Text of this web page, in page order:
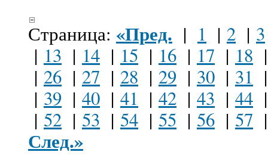
Страница: «Пред. | 1 | 2 | 3
| 13 | 14 | 15 | 16 | 17 | 18
| 26 | 27 | 28 | 29 | 30 | 31
| 39 | 40 | 41 | 42 | 43 | 44
| 52 | 53 | 54 | 55 | 56 | 57
След.»